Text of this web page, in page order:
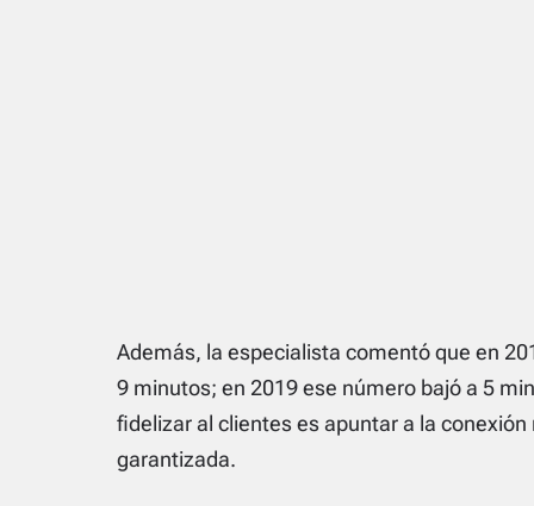
Además, la especialista comentó que en
9 minutos; en 2019 ese número bajó a 5
fidelizar al clientes es apuntar a la
garantizada.